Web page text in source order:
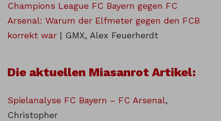
Champions League FC Bayern gegen FC
Arsenal: Warum der Elfmeter gegen den FCB
korrekt war | GMX, Alex Feuerherdt
Die aktuellen Miasanrot Artikel:
Spielanalyse FC Bayern – FC Arsenal,
Christopher